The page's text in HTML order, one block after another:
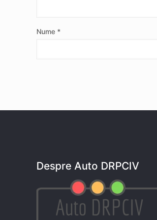
Nume *
Despre Auto DRPCIV